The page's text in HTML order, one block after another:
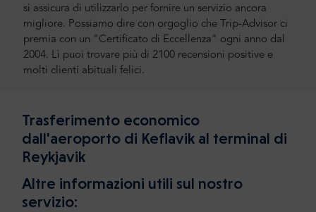
si assicura di utilizzarlo per fornire un servizio ancora
migliore. Possiamo dire con orgoglio che Trip-Advisor ci
premia con un "Certificato di Eccellenza" ogni anno dal
2004. Lì puoi trovare più di 2100 recensioni positive e
molti clienti abituali felici.
Trasferimento economico
dall'aeroporto di Keflavik al terminal di
Reykjavik
Altre informazioni utili sul nostro
servizio: